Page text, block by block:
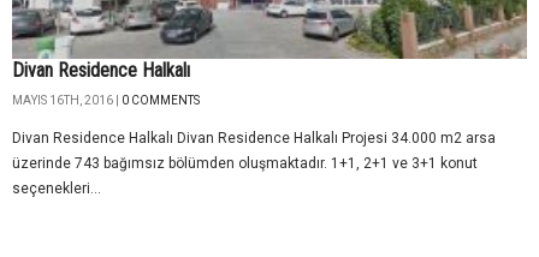
Divan Residence Halkalı
MAYIS 16TH, 2016 | 0 COMMENTS
Divan Residence Halkalı Divan Residence Halkalı Projesi 34.000 m2 arsa
üzerinde 743 bağımsız bölümden oluşmaktadır. 1+1, 2+1 ve 3+1 konut
seçenekleri...